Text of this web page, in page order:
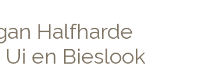
Halfharde
Ui en Bieslook